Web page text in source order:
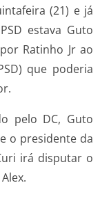
(21) e já
estava Guto
Ratinho Jr ao
que poderia
pelo DC, Guto
o presidente da
irá disputar o